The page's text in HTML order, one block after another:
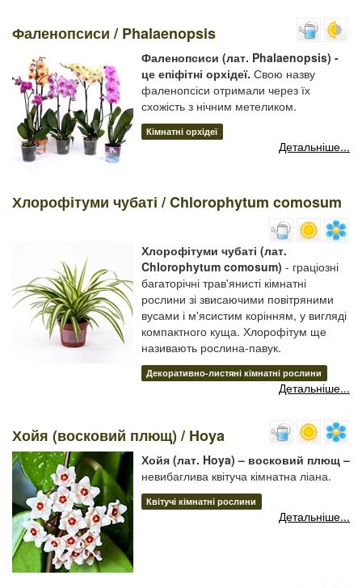
Фаленопсиси / Phalaenopsis
Фаленопсиси (лат. Phalaenopsis) -
це епіфітні орхідеї. Свою назву
фаленопсіси отримали через їх
схожість з нічним метеликом.
Кімнатні орхідеї
Детальніше...
Хлорофітуми чубаті / Chlorophytum comosum
Хлорофітуми чубаті (лат.
Chlorophytum comosum) - граціозні
багаторічні трав'янисті кімнатні
рослини зі звисаючими повітряними
вусами і м'ясистим корінням, у вигляді
компактного куща. Хлорофітум ще
називають рослина-павук.
Декоративно-листяні кімнатні рослини
Детальніше...
Хойя (восковий плющ) / Hoya
Хойя (лат. Hoya) – восковий плющ –
невибаглива квітуча кімнатна ліана.
Квітучі кімнатні рослини
Детальніше...